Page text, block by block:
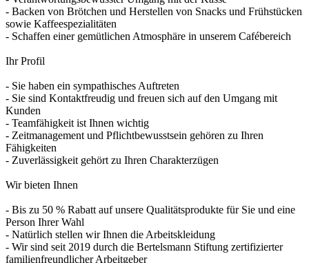
- Backen von Brötchen und Herstellen von Snacks und Frühstücken
sowie Kaffeespezialitäten
- Schaffen einer gemütlichen Atmosphäre in unserem Cafébereich
Ihr Profil
- Sie haben ein sympathisches Auftreten
- Sie sind Kontaktfreudig und freuen sich auf den Umgang mit
Kunden
- Teamfähigkeit ist Ihnen wichtig
- Zeitmanagement und Pflichtbewusstsein gehören zu Ihren
Fähigkeiten
- Zuverlässigkeit gehört zu Ihren Charakterzügen
Wir bieten Ihnen
- Bis zu 50 % Rabatt auf unsere Qualitätsprodukte für Sie und eine
Person Ihrer Wahl
- Natürlich stellen wir Ihnen die Arbeitskleidung
- Wir sind seit 2019 durch die Bertelsmann Stiftung zertifizierter
familienfreundlicher Arbeitgeber